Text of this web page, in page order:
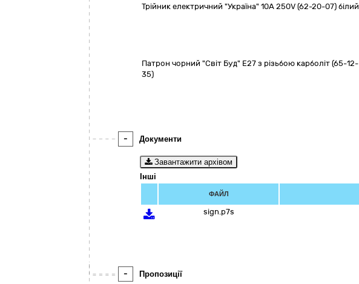
Трійник електричний "Україна" 10А 250V (62-20-07) білий
Патрон чорний "Світ Буд" Е27 з різьбою карболіт (65-12-
35)
- Документи
Завантажити архівом
Інші
ФАЙЛ
sign.p7s
- Пропозиції